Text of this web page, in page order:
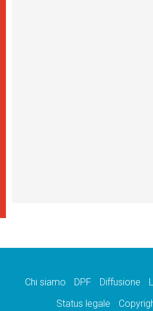
Chi siamo DPF Diffusione
Status legale